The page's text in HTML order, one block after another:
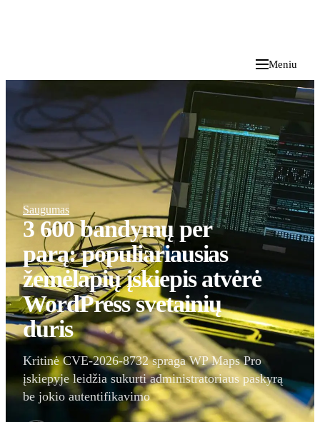
Meniu
Saugumas
3 600 bandymų per
parą: populiariausias
žemėlapių įskiepis atvėrė
WordPress svetainių
duris
Kritinė CVE-2026-8732 spraga WP Maps Pro
įskiepyje leidžia sukurti administratoriaus paskyrą
be jokio autentifikavimo